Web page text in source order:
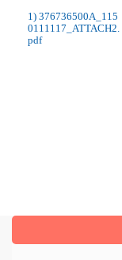
1) 376736500A_115
0111117_ATTACH2.
pdf
:::